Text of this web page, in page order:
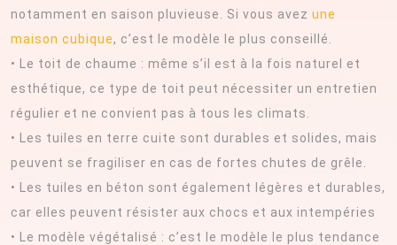
notamment en saison pluvieuse. Si vous avez une
maison cubique, c’est le modèle le plus conseillé.
• Le toit de chaume : même s’il est à la fois naturel et
esthétique, ce type de toit peut nécessiter un entretien
régulier et ne convient pas à tous les climats.
• Les tuiles en terre cuite sont durables et solides, mais
peuvent se fragiliser en cas de fortes chutes de grêle.
• Les tuiles en béton sont également légères et durables,
car elles peuvent résister aux chocs et aux intempéries
• Le modèle végétalisé : c’est le modèle le plus tendance